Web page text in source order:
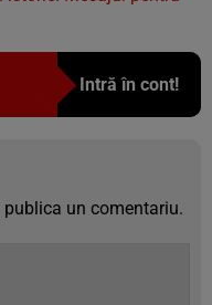
Intră în cont!
publica un comentariu.